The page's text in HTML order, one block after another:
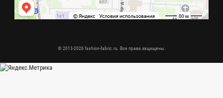
© 2013-2026 fashion-fabric.ru. Все права защищены.